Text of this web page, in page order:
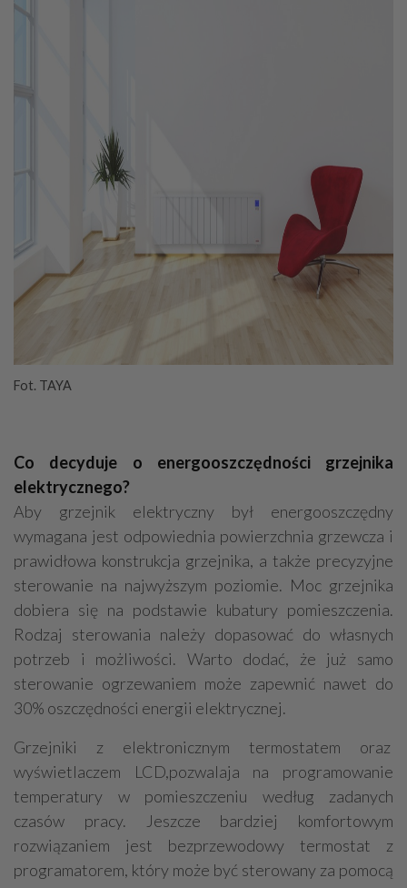
Fot. TAYA
Co decyduje o energooszczędności grzejnika
elektrycznego?
Aby grzejnik elektryczny był energooszczędny
wymagana jest odpowiednia powierzchnia grzewcza i
prawidłowa konstrukcja grzejnika, a także precyzyjne
sterowanie na najwyższym poziomie. Moc grzejnika
dobiera się na podstawie kubatury pomieszczenia.
Rodzaj sterowania należy dopasować do własnych
potrzeb i możliwości. Warto dodać, że już samo
sterowanie ogrzewaniem może zapewnić nawet do
30% oszczędności energii elektrycznej.
Grzejniki z elektronicznym termostatem oraz
wyświetlaczem LCD,pozwalaja na programowanie
temperatury w pomieszczeniu według zadanych
czasów pracy. Jeszcze bardziej komfortowym
rozwiązaniem jest bezprzewodowy termostat z
programatorem, który może być sterowany za pomocą